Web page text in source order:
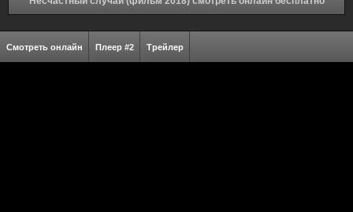
Смотреть онлайн Плеер #2 Трейлер